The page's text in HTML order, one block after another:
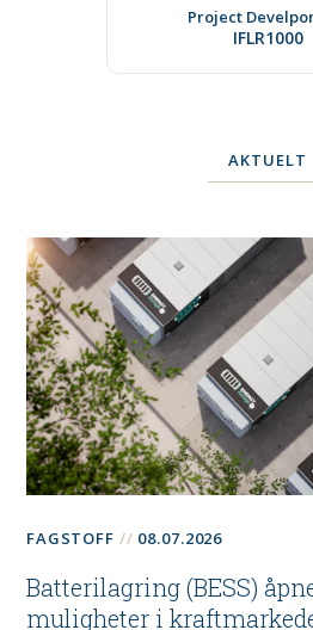
Project
IFLR1000
AKTUELT
FAGSTOFF 08.07.2026
Batterilagring (BESS)
muligheter i